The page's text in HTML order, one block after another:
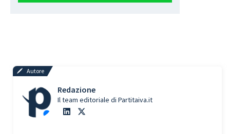
Autore
Redazione
Il team editoriale di Partitaiva.it